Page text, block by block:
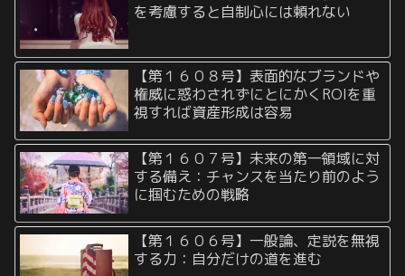
を考慮すると自制心には頼れない
【第１６０８号】表面的なブランドや
権威に惑わされずにとにかくROIを重
視すれば資産形成は容易
【第１６０７号】未来の第一領域に対
する備え：チャンスを当たり前のよう
に掴むための戦略
【第１６０６号】一般論、定説を無視
する力：自分だけの道を進む